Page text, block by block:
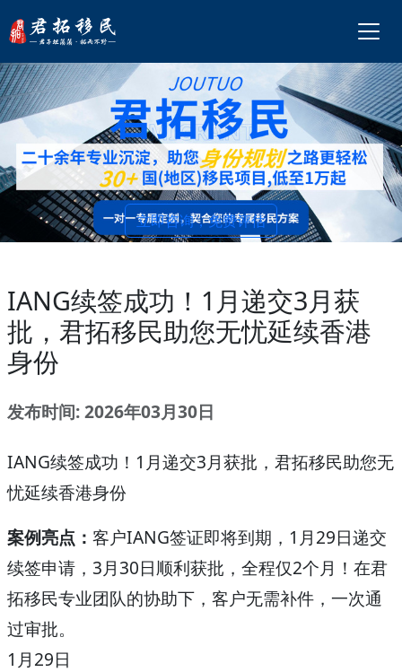
立即咨询，免费评估
IANG续签成功！1月递交3月获
批，君拓移民助您无忧延续香港
身份
发布时间: 2026年03月30日
IANG续签成功！1月递交3月获批，君拓移民助您无
忧延续香港身份
案例亮点： 客户IANG签证即将到期，1月29日递交
续签申请，3月30日顺利获批，全程仅2个月！在君
拓移民专业团队的协助下，客户无需补件，一次通
过审批。
1月29日